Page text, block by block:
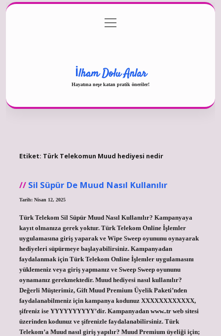
Gizlilik Politikası
menüyü
aç
İlham Dolu Anlar
Hayatına neşe katan pratik öneriler!
Etiket: Türk Telekomun Muud hediyesi nedir
Sil Süpür De Muud Nasıl Kullanılır
Tarih: Nisan 12, 2025
Türk Telekom Sil Süpür Muud Nasıl Kullanılır? Kampanyaya
kayıt olmanıza gerek yoktur. Türk Telekom Online İşlemler
uygulamasına giriş yaparak ve Wipe Sweep oyununu oynayarak
hediyeleri süpürmeye başlayabilirsiniz. Kampanyadan
faydalanmak için Türk Telekom Online İşlemler uygulamasını
yüklemeniz veya giriş yapmanız ve Sweep Sweep oyununu
oynamanız gerekmektedir. Muud hediyesi nasıl kullanılır?
Değerli Müşterimiz, Gift Muud Premium Üyelik Paketi’nden
faydalanabilmeniz için kampanya kodunuz XXXXXXXXXXXX,
şifreniz ise YYYYYYYYYY’dir. Kampanyadan www..tr web sitesi
üzerinden kodunuz ve şifrenizle faydalanabilirsiniz. Türk
Telekom’a Muud nasıl giriş yapılır? Muud Premium üyeliği için;